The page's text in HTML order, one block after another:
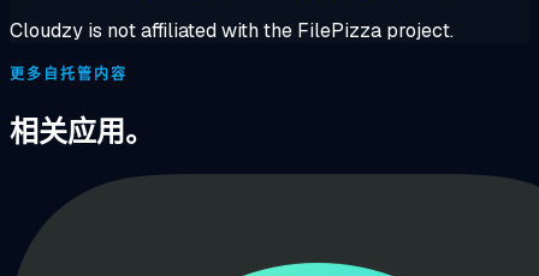
Cloudzy is not affiliated with the FilePizza project.
更多自托管内容
相关应用。